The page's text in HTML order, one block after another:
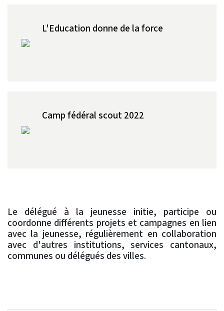
L'Education donne de la force
Camp fédéral scout 2022
Le délégué à la jeunesse initie, participe ou
coordonne différents projets et campagnes en lien
avec la jeunesse, régulièrement en collaboration
avec d'autres institutions, services cantonaux,
communes ou délégués des villes.